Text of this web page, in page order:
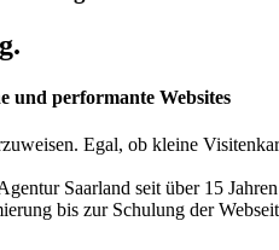
und performante Websites
Egal, ob kleine
Saarland seit über 15
bis zur Schulung der